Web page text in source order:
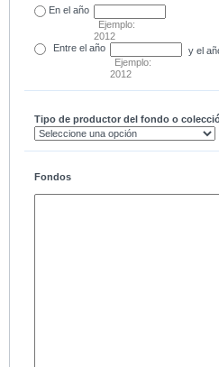
En el año
Ejemplo:
2012
Entre el año
Ejemplo:
2012
y el
Tipo de productor del fondo o
Fondos